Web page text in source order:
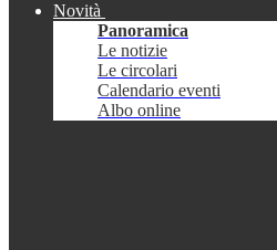
Novità
Panoramica
Le notizie
Le circolari
Calendario eventi
Albo online